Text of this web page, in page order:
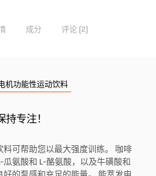
成分 评论 (2)
机功能性运动饮料
持专注！
料可帮助您以最大强度训练。 咖啡
瓜氨酸和 L-酪氨酸，以及牛磺酸和